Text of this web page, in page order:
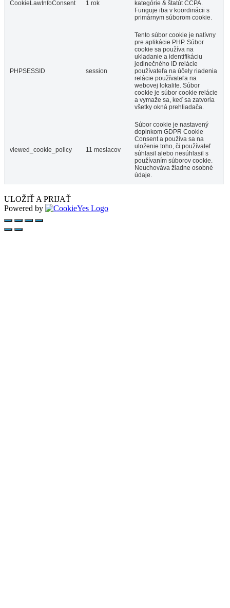
CookieLawInfoConsent 1 rok
kategórie & štatút CCPA.
Funguje iba v koordinácii s
primárnym súborom cookie.
PHPSESSID session
Tento súbor cookie je natívny
pre aplikácie PHP. Súbor
cookie sa používa na
ukladanie a identifikáciu
jedinečného ID relácie
používateľa na účely riadenia
relácie používateľa na
webovej lokalite. Súbor
cookie je súbor cookie relácie
a vymaže sa, keď sa zatvoria
všetky okná prehliadača.
viewed_cookie_policy 11 mesiacov
Súbor cookie je nastavený
doplnkom GDPR Cookie
Consent a používa sa na
uloženie toho, či používateľ
súhlasil alebo nesúhlasil s
používaním súborov cookie.
Neuchováva žiadne osobné
údaje.
ULOŽIŤ A PRIJAŤ
Powered by